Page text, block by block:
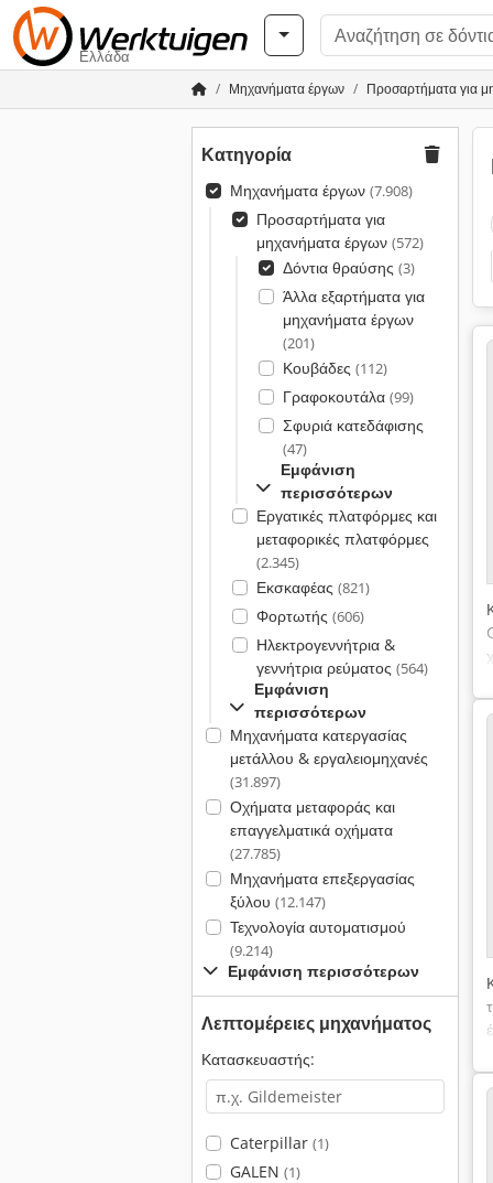
Ελλάδα
Μηχανήματα έργων Προσαρτήματα για
Κατηγορία
Μηχανήματα έργων (7.908)
Προσαρτήματα για
μηχανήματα έργων (572)
Δόντια θραύσης (3)
Άλλα εξαρτήματα για
μηχανήματα έργων
(201)
Κουβάδες (112)
Γραφοκουτάλα (99)
Σφυριά κατεδάφισης
(47)
Εμφάνιση
περισσότερων
Εργατικές πλατφόρμες και
μεταφορικές πλατφόρμες
(2.345)
Εκσκαφέας (821)
Φορτωτής (606)
Ηλεκτρογεννήτρια &
γεννήτρια ρεύματος (564)
Εμφάνιση
περισσότερων
Μηχανήματα κατεργασίας
μετάλλου & εργαλειομηχανές
(31.897)
Οχήματα μεταφοράς και
επαγγελματικά οχήματα
(27.785)
Μηχανήματα επεξεργασίας
ξύλου (12.147)
Τεχνολογία αυτοματισμού
(9.214)
Εμφάνιση περισσότερων
Λεπτομέρειες μηχανήματος
Κατασκευαστής:
Caterpillar (1)
GALEN (1)